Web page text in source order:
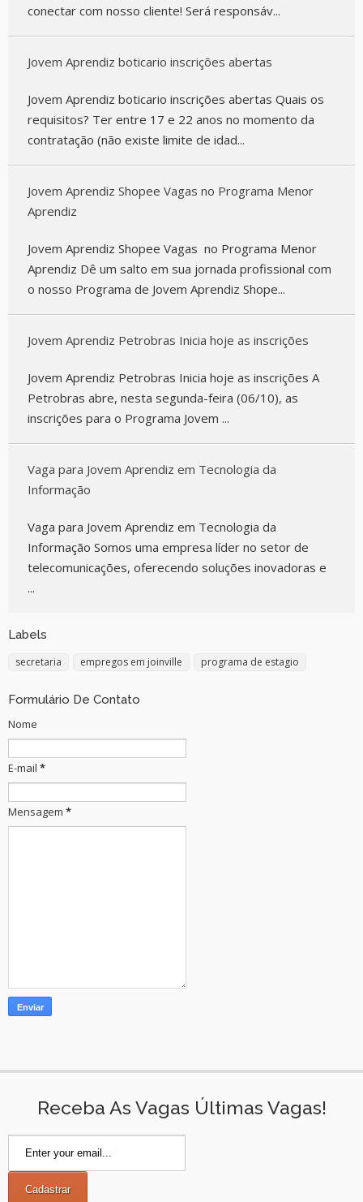
conectar com nosso cliente! Será responsáv...
Jovem Aprendiz boticario inscrições abertas
Jovem Aprendiz boticario inscrições abertas Quais os
requisitos? Ter entre 17 e 22 anos no momento da
contratação (não existe limite de idad...
Jovem Aprendiz Shopee Vagas no Programa Menor
Aprendiz
Jovem Aprendiz Shopee Vagas no Programa Menor
Aprendiz Dê um salto em sua jornada profissional com
o nosso Programa de Jovem Aprendiz Shope...
Jovem Aprendiz Petrobras Inicia hoje as inscrições
Jovem Aprendiz Petrobras Inicia hoje as inscrições A
Petrobras abre, nesta segunda-feira (06/10), as
inscrições para o Programa Jovem ...
Vaga para Jovem Aprendiz em Tecnologia da
Informação
Vaga para Jovem Aprendiz em Tecnologia da
Informação Somos uma empresa líder no setor de
telecomunicações, oferecendo soluções inovadoras e
...
Labels
secretaria empregos em joinville programa de estagio
Formulário De Contato
Nome
E-mail *
Mensagem *
Receba As Vagas Últimas Vagas!